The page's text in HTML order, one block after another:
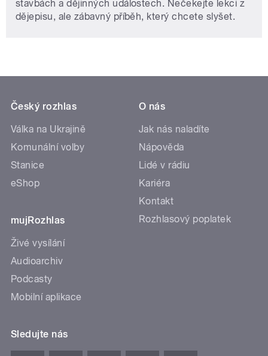
stavbách a dějinných událostech. Nečekejte lekci z
dějepisu, ale zábavný příběh, který chcete slyšet.
Český rozhlas
Válka na Ukrajině
Komunální volby
Stanice
eShop
mujRozhlas
Živé vysílání
Audioarchiv
Podcasty
Mobilní aplikace
O nás
Jak nás naladíte
Nápověda
Lidé v rádiu
Kariéra
Kontakt
Rozhlasový poplatek
Sledujte nás